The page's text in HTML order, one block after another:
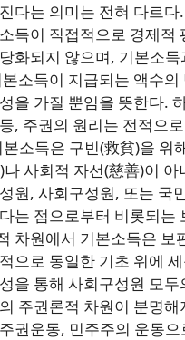
다는 의미는 전혀 다르다
득이 직접적으로 경제적
화되지 않으며, 기본소
소득이 지급되는 액수
을 가질 뿐임을 뜻한다.
, 주권의 원리는 전적으
소득은 구빈(救貧)을 위
사회적 자선(慈善)이 아
원, 사회구성원, 또는 국
는 점으로부터 비롯되는
차원에서 기본소득은 보
으로 동일한 기초 위에
을 통해 사회구성원 모두
주권론적 차원이 분명
권운동, 민주주의 운동